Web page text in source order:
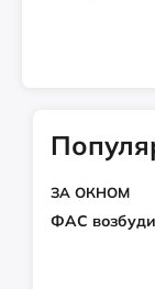
ЗА ОКНОМ
ФАС